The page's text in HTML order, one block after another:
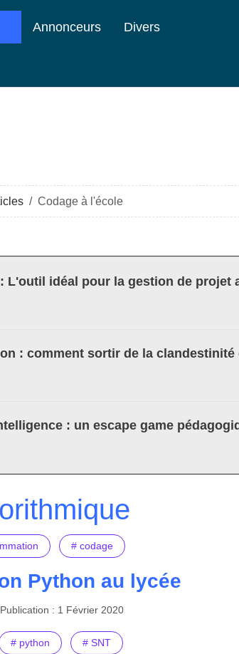
Annonceurs Divers
Codage à l'école
L'outil idéal pour la gestion de projet
: comment sortir de la
: un escape game
# codage
Python au lycée
Publication : 1 Février 2020
# python # SNT